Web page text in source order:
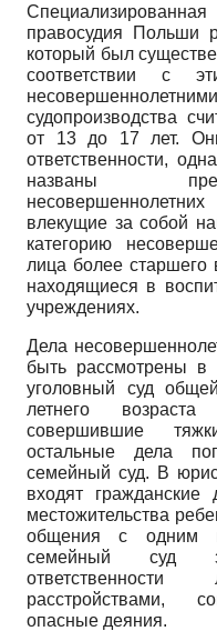
правосудия Польши
который был
соответствии с
судопроизводства
от 13 до 17 лет.
ответственности,
названы
влекущие за собой
категорию
лица более
находящиеся в
учреждениях.
Дела
быть рассмотрены в
уголовный суд
летнего возраста
совершившие
остальные дела
семейный суд. В
входят гражданские
местожительства
общения с одним
семейный суд
расстройствами,
опасные деяния.